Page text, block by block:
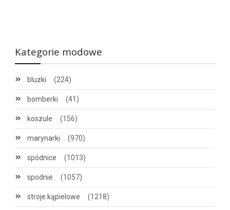
Kategorie modowe
bluzki (224)
bomberki (41)
koszule (156)
marynarki (970)
spódnice (1013)
spodnie (1057)
stroje kąpielowe (1218)